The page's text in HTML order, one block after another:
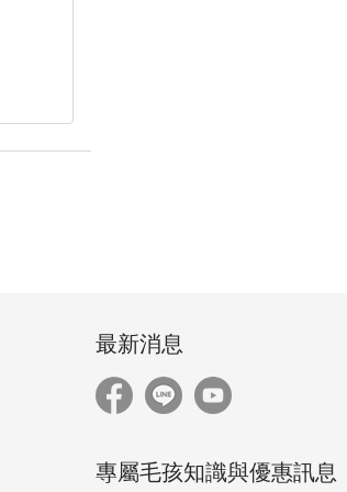
最新消息
專屬毛孩知識與優惠訊息